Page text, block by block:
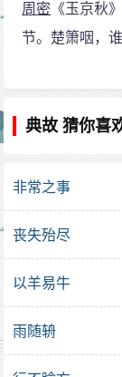
周密 《玉京秋
节。楚箫咽，
典故 猜你喜
非常之事
丧失殆尽
以羊易牛
雨随辀